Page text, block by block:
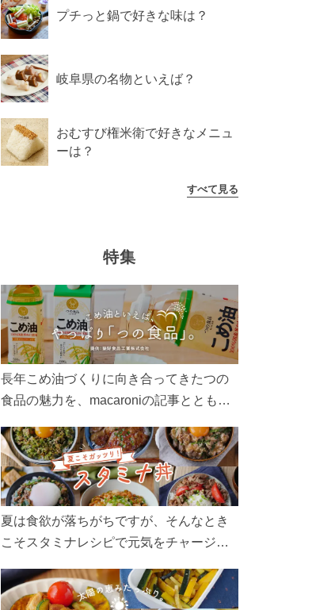
プチっと鍋で好きな味は？
岐阜県の名物といえば？
おむすび権米衛で好きなメニュ
ーは？
すべて見る
特集
長年こめ油づくりに向き合ってきたつの
食品の魅力を、macaroniの記事とともに
ん、製造現場や品質へのこだわりまで。
こめ油をもっと好きになるコンテンツを
ぜひお楽しみください。
夏は食欲が落ちがちですが、そんなとき
こそスタミナレシピで元気をチャージ！
リ食べて、夏バテを吹き飛ばしましょ
う！